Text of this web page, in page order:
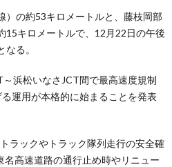
）の約53キロメートルと、藤枝岡部
15キロメートルで、12月22日の午後
る。
浜松いなさJCT間で最高速度規制
運用が本格的に始まることを発表
ラックやトラック隊列走行の安全確
高速道路の通行止め時やリニュー